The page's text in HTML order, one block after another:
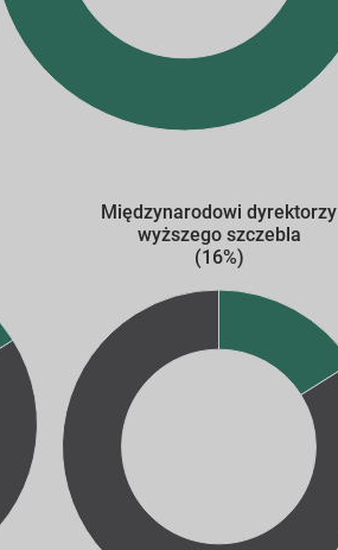
Międzynarodowi dyrektorzy
wyższego szczebla
(16%)